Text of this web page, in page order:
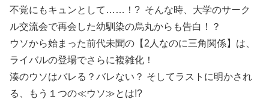
不覚にもキュンとして……！? そんな時、大学のサーク
ル交流会で再会した幼馴染の烏丸からも告白！？
ウソから始まった前代未聞の【2人なのに三角関係】は、
ライバルの登場でさらに複雑化！
湊のウソはバレる？バレない？ そしてラストに明かされ
る、もう１つの≪ウソ≫とは!?